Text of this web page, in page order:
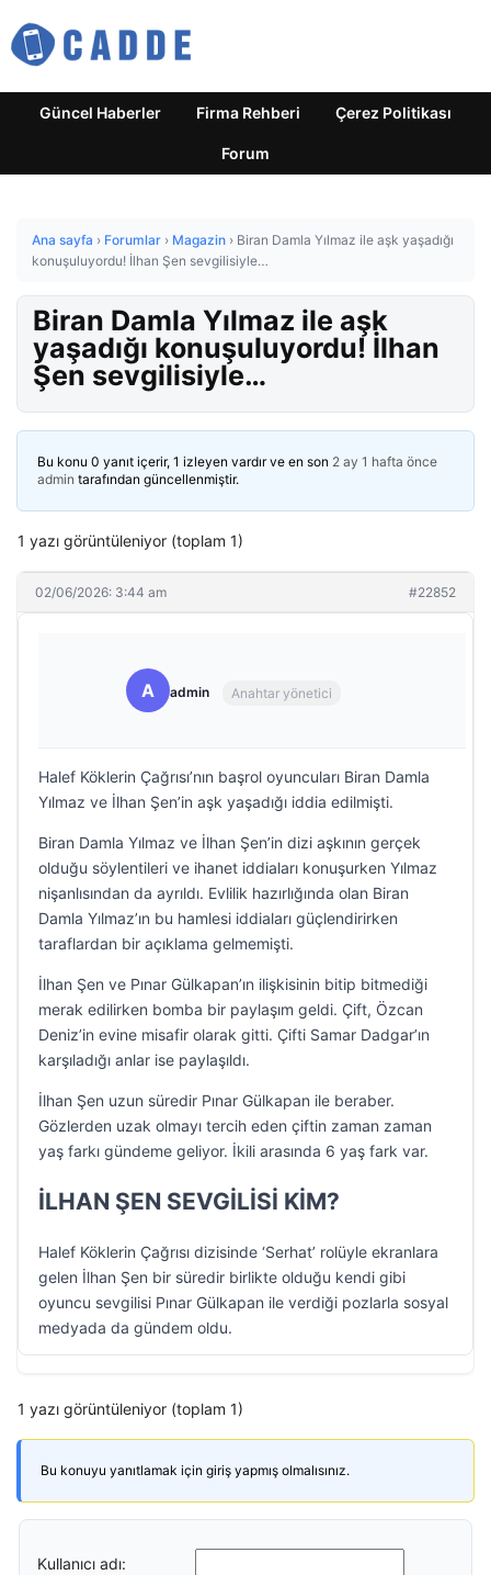
Güncel Haberler Firma Rehberi Çerez Politikası
Forum
Ana sayfa › Forumlar › Magazin › Biran Damla Yılmaz ile aşk yaşadığı
konuşuluyordu! İlhan Şen sevgilisiyle…
Biran Damla Yılmaz ile aşk
yaşadığı konuşuluyordu! İlhan
Şen sevgilisiyle…
Bu konu 0 yanıt içerir, 1 izleyen vardır ve en son 2 ay 1 hafta önce
admin tarafından güncellenmiştir.
1 yazı görüntüleniyor (toplam 1)
02/06/2026: 3:44 am #22852
A admin Anahtar yönetici
Halef Köklerin Çağrısı’nın başrol oyuncuları Biran Damla
Yılmaz ve İlhan Şen’in aşk yaşadığı iddia edilmişti.
Biran Damla Yılmaz ve İlhan Şen’in dizi aşkının gerçek
olduğu söylentileri ve ihanet iddiaları konuşurken Yılmaz
nişanlısından da ayrıldı. Evlilik hazırlığında olan Biran
Damla Yılmaz’ın bu hamlesi iddiaları güçlendirirken
taraflardan bir açıklama gelmemişti.
İlhan Şen ve Pınar Gülkapan’ın ilişkisinin bitip bitmediği
merak edilirken bomba bir paylaşım geldi. Çift, Özcan
Deniz’in evine misafir olarak gitti. Çifti Samar Dadgar’ın
karşıladığı anlar ise paylaşıldı.
İlhan Şen uzun süredir Pınar Gülkapan ile beraber.
Gözlerden uzak olmayı tercih eden çiftin zaman zaman
yaş farkı gündeme geliyor. İkili arasında 6 yaş fark var.
İLHAN ŞEN SEVGİLİSİ KİM?
Halef Köklerin Çağrısı dizisinde ‘Serhat’ rolüyle ekranlara
gelen İlhan Şen bir süredir birlikte olduğu kendi gibi
oyuncu sevgilisi Pınar Gülkapan ile verdiği pozlarla sosyal
medyada da gündem oldu.
1 yazı görüntüleniyor (toplam 1)
Bu konuyu yanıtlamak için giriş yapmış olmalısınız.
Kullanıcı adı: